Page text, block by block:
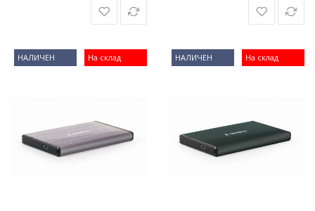
На склад
НАЛИЧЕН На склад
НАЛИЧЕН